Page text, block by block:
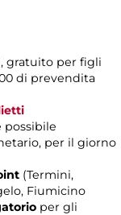
gratuito per figli
di prevendita
possibile
per il giorno
(Termini,
Fiumicino
per gli